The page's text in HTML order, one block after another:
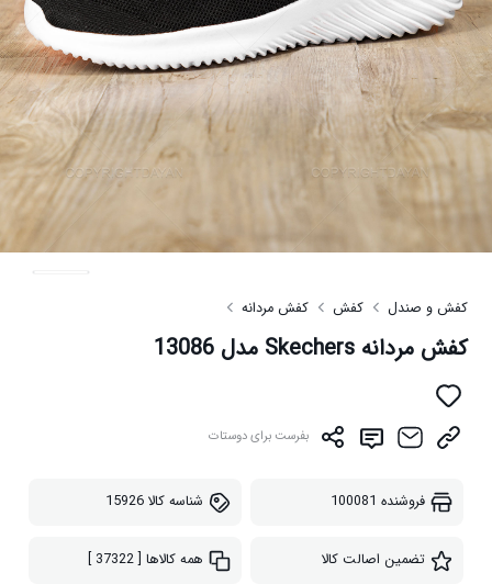
کفش و صندل کفش کفش مردانه
کفش مردانه Skechers مدل 13086
بفرست برای دوستات
فروشنده 100081 شناسه کالا15926
تضمین اصالت کالا همه کالاها [ 37322 ]